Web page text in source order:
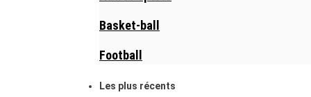
Basket-ball
Football
Les plus récents